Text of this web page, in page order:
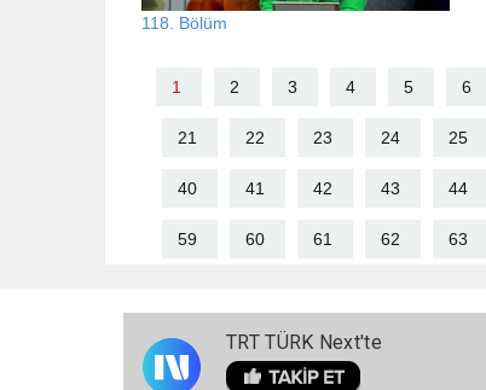
118. Bölüm
1 2 3 4 5 6
21 22 23 24 25
40 41 42 43 44
59 60 61 62 63
TRT TÜRK Next'te